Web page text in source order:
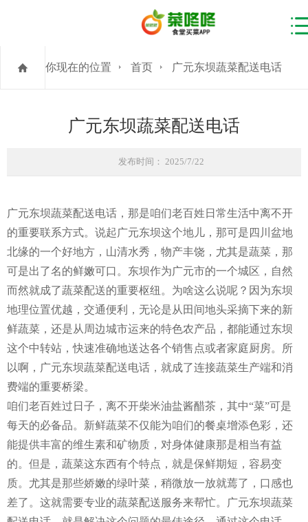
你现在的位置 首页 广元东坝蔬菜配送电话
广元东坝蔬菜配送电话
发布时间： 2025/7/22
广元东坝蔬菜配送电话，那是咱们老百姓日常生活中离不开
的重要联系方式。说起广元东坝这个地儿，那可是四川盆地
北缘的一个好地方，山清水秀，物产丰饶，尤其是蔬菜，那
可是出了名的鲜嫩可口。东坝作为广元市的一个城区，自然
而然就成了蔬菜配送的重要枢纽。为啥这么说呢？因为东坝
地理位置优越，交通便利，无论是从田间地头采摘下来的新
鲜蔬菜，还是从周边城市运来的特色农产品，都能通过东坝
这个中转站，快速准确地送达各个销售点或者家庭厨房。所
以啊，广元东坝蔬菜配送电话，就成了连接蔬菜生产端和消
费端的重要桥梁。
咱们老百姓过日子，离不开柴米油盐酱醋茶，其中“菜”可是
每天的必备品。新鲜蔬菜不仅能为咱们的餐桌增添色彩，还
能提供丰富的维生素和矿物质，对身体健康那是相当有益
的。但是，蔬菜这东西有个特点，就是保鲜期短，容易变
质。尤其是那些娇嫩的绿叶菜，稍微放一放就蔫了，口感也
差了。这就需要专业的蔬菜配送服务来帮忙。广元东坝蔬菜